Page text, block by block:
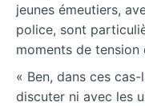
jeunes émeutiers,
police, sont
moments de tension
« Ben, dans ces cas-
discuter ni avec les